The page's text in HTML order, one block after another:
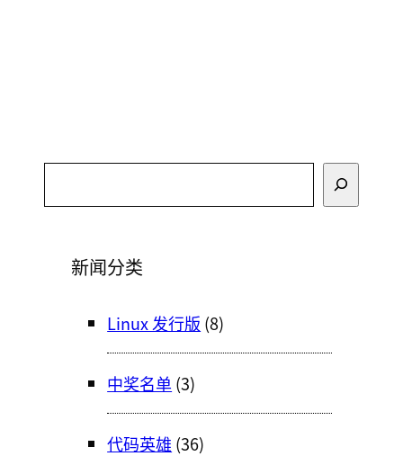
索
新闻分类
Linux 发行版 (8)
中奖名单 (3)
代码英雄 (36)